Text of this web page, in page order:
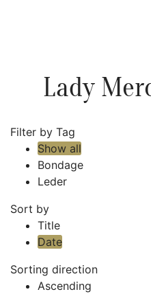
Lady
Filter by Tag
Show all
Bondage
Leder
Sort by
Title
Date
Sorting direction
Ascending